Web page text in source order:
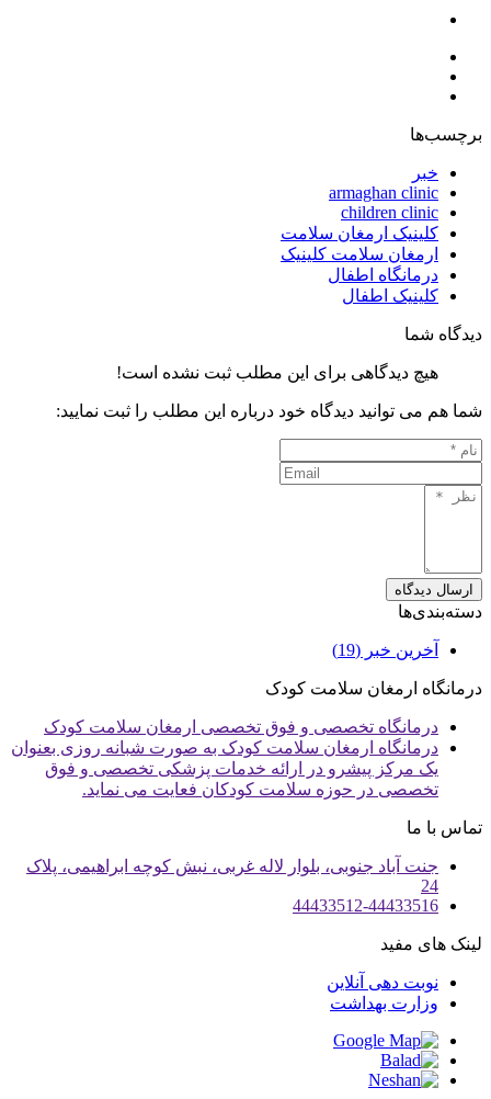
برچسب‌ها
خبر
armaghan clinic
children clinic
کلینیک ارمغان سلامت
ارمغان سلامت کلینیک
درمانگاه اطفال
کلینیک اطفال
دیدگاه شما
هیچ دیدگاهی برای این مطلب ثبت نشده است!
شما هم می توانید دیدگاه خود درباره این مطلب را ثبت نمایید:
ارسال دیدگاه
دسته‌بندی‌ها
آخرین خبر (19)
درمانگاه ارمغان سلامت کودک
درمانگاه تخصصی و فوق تخصصی ارمغان سلامت کودک
درمانگاه ارمغان سلامت کودک به صورت شبانه روزی بعنوان
یک مرکز پیشرو در ارائه خدمات پزشکی تخصصی و فوق
تخصصی در حوزه سلامت کودکان فعایت می نماید.
تماس با ما
جنت آباد جنوبی، بلوار لاله غربی، نبش کوچه ابراهیمی، پلاک
24
44433512-44433516
لینک های مفید
نوبت دهی آنلاین
وزارت بهداشت